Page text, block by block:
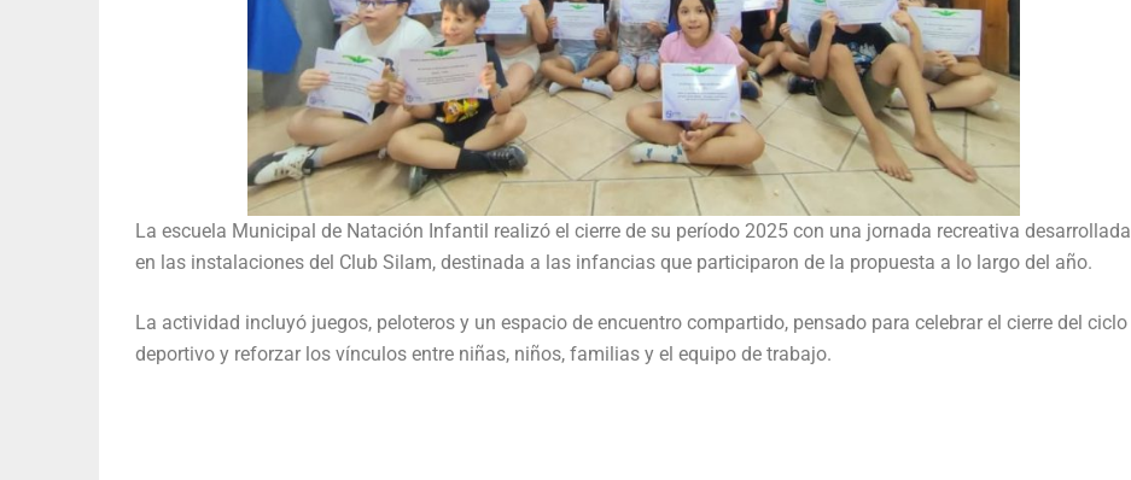
La escuela Municipal de Natación Infantil realizó el cierre de su período 2025 con una jornada recreativa desarrollada
en las instalaciones del Club Silam, destinada a las infancias que participaron de la propuesta a lo largo del año.
La actividad incluyó juegos, peloteros y un espacio de encuentro compartido, pensado para celebrar el cierre del ciclo
deportivo y reforzar los vínculos entre niñas, niños, familias y el equipo de trabajo.